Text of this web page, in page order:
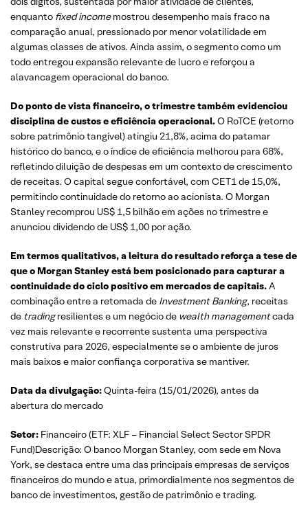
enquanto fixed incomemostrou desempenho mais fraco na
comparação anual, pressionado por menor volatilidade em
algumas classes de ativos. Ainda assim, o segmento como um
todo entregou expansão relevante de lucro e reforçou a
alavancagem operacional do banco.
Do ponto de vista financeiro, o trimestre também evidenciou
disciplina de custos e eficiência operacional.O RoTCE (retorno
sobre patrimônio tangível) atingiu 21,8%, acima do patamar
histórico do banco, e o índice de eficiência melhorou para 68%,
refletindo diluição de despesas em um contexto de crescimento
de receitas. O capital segue confortável, com CET1 de 15,0%,
permitindo continuidade do retorno ao acionista. O Morgan
Stanley recomprou US$ 1,5 bilhão em ações no trimestre e
anunciou dividendo de US$ 1,00 por ação.
Em termos qualitativos, a leitura do resultado reforça a tese de
que o Morgan Stanley está bem posicionado para capturar a
continuidade do ciclo positivo em mercados de capitais.A
combinação entre a retomada de Investment Banking, receitas
de tradingresilientes e um negócio de wealth managementcada
vez mais relevante e recorrente sustenta uma perspectiva
construtiva para 2026, especialmente se o ambiente de juros
mais baixos e maior confiança corporativa se mantiver.
Data da divulgação:Quinta-feira (15/01/2026), antes da
abertura do mercado
Setor: Financeiro (ETF: XLF – Financial Select Sector SPDR
Fund)Descrição: O banco Morgan Stanley, com sede em Nova
York, se destaca entre uma das principais empresas de serviços
financeiros do mundo e atua, primordialmente nos segmentos de
banco de investimentos, gestão de patrimônio e trading.